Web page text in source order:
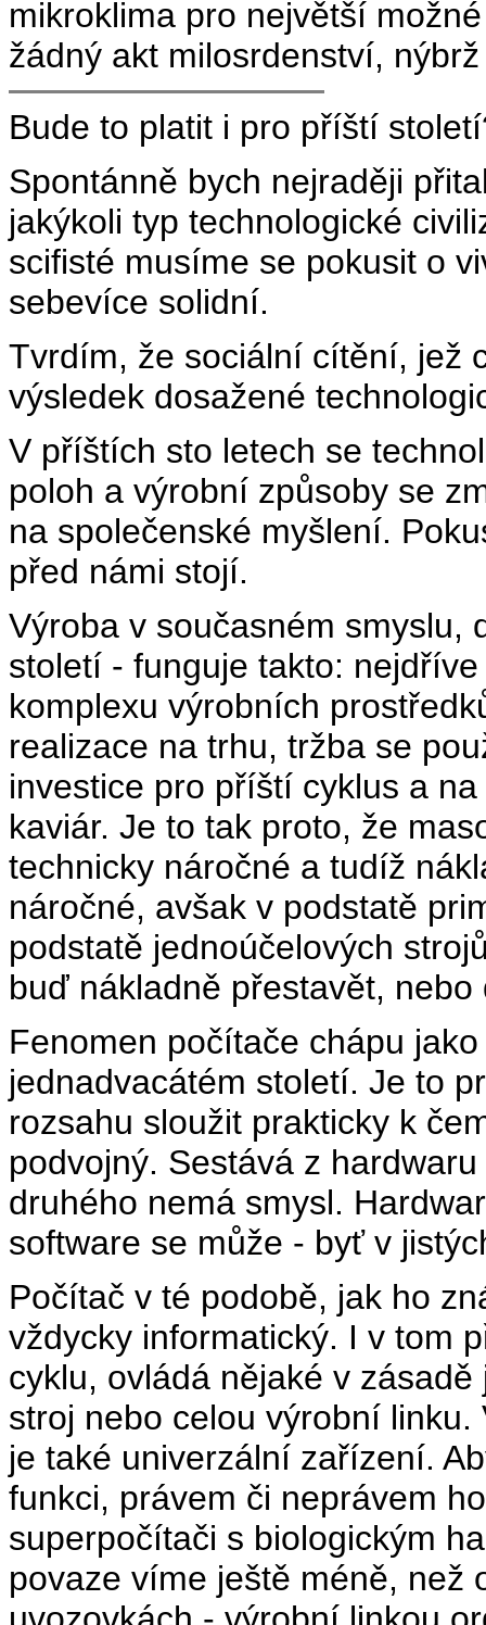
mikroklima pro největší
žádný akt milosrdenství,
Bude to platit i pro příští
Spontánně bych nejraději
jakýkoli typ technologické
scifisté musíme se pokusit o
sebevíce solidní.
Tvrdím, že sociální cítění, jež
výsledek dosažené
V příštích sto letech se
poloh a výrobní způsoby se
na společenské myšlení.
před námi stojí.
Výroba v současném smyslu,
století - funguje takto:
komplexu výrobních
realizace na trhu, tržba se
investice pro příští cyklus a
kaviár. Je to tak proto, že
technicky náročné a tudíž
náročné, avšak v podstatě
podstatě jednoúčelových
buď nákladně přestavět,
Fenomen počítače chápu
jednadvacátém století. Je to
rozsahu sloužit prakticky k
podvojný. Sestává z
druhého nemá smysl.
software se může - byť v
Počítač v té podobě, jak ho
vždycky informatický. I v tom
cyklu, ovládá nějaké v
stroj nebo celou výrobní
je také univerzální zařízení.
funkci, právem či neprávem
superpočítači s biologickým
povaze víme ještě méně, než